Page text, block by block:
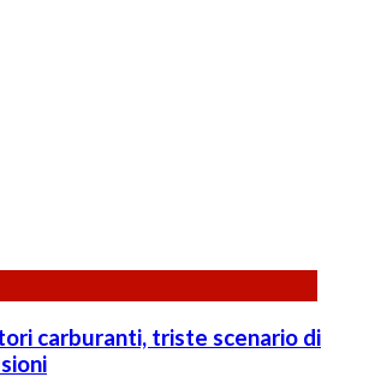
carburanti, triste scenario di